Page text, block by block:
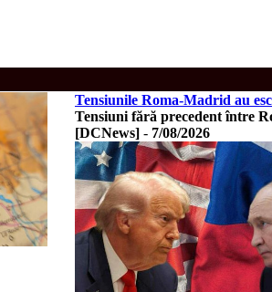
Tensiunile Roma-Madrid au
Tensiuni fără precedent între
[DCNews] - 7/08/2026